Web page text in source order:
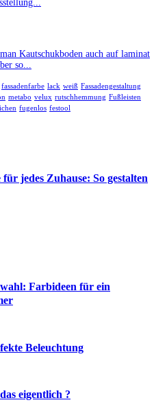
Kautschukboden auch auf laminat
so...
fassadenfarbe lack weiß Fassadengestaltung
metabo velux rutschhemmung Fußleisten
fugenlos festool
jedes Zuhause: So gestalten
Farbideen für ein
Beleuchtung
eigentlich ?